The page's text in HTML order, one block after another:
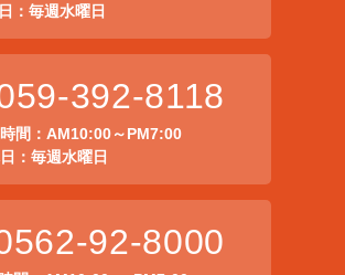
：毎週水曜日
392-8118
間：AM10:00～PM7:00
：毎週水曜日
92-8000